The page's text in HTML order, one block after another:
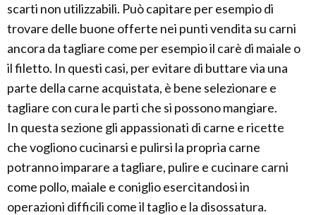
scarti non utilizzabili. Può capitare per esempio di
trovare delle buone offerte nei punti vendita su carni
ancora da tagliare come per esempio il carè di maiale o
il filetto. In questi casi, per evitare di buttare via una
parte della carne acquistata, è bene selezionare e
tagliare con cura le parti che si possono mangiare.
In questa sezione gli appassionati di carne e ricette
che vogliono cucinarsi e pulirsi la propria carne
potranno imparare a tagliare, pulire e cucinare carni
come pollo, maiale e coniglio esercitandosi in
operazioni difficili come il taglio e la disossatura.